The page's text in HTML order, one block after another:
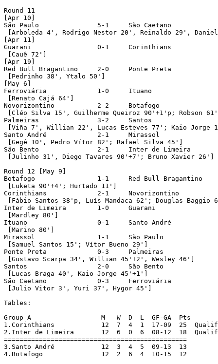
Round 11
[Apr 10]
São Paulo		5-1	São Caetano
[Arboleda 4', Rodrigo Nestor 20', Reinaldo 29',
[Apr 11]
Guarani			0-1	Corinthians
[Cauê 72']
[Apr 19]
Red Bull Bragantino	2-0	Ponte Preta
[Pedrinho 38', Ytalo 50']
[May 6]
Ferroviária		1-0	Ituano
[Renato Cajá 64']
Novorizontino		2-2	Botafogo
[Cléo Silva 15', Guilherme Queiroz 90'+1'p; Robson
Palmeiras		3-2	Santos
[Viña 7', Willian 22', Lucas Esteves 77'; Kaio Jorge
Santo André		2-1	Mirassol
[Gegê 10', Pedro Vítor 82'; Rafael Silva 45']
São Bento		2-1	Inter de Limeira
[Julinho 31', Diego Tavares 90'+7'; Bruno Xavier 26']
Round 12 [May 9]
Botafogo		1-1	Red Bull Bragantino
[Luketa 90'+4'; Hurtado 11']
Corinthians		2-1	Novorizontino
[Fábio Santos 38'p, Luís Mandaca 62'; Douglas Baggio
Inter de Limeira	1-0	Guarani
[Mardley 80']
Ituano			0-1	Santo André
[Marino 80']
Mirassol		1-1	São Paulo
[Samuel Santos 15'; Vítor Bueno 29']
Ponte Preta		0-3	Palmeiras
[Gustavo Scarpa 34', Willian 45'+2', Wesley 46']
Santos			2-0	São Bento
[Lucas Braga 40', Kaio Jorge 45'+1']
São Caetano		0-3	Ferroviária
[Julio Vitor 3', Yuri 37', Hygor 45']
Tables:
Group A		         M   W  D  L  GF-GA  Pts
1.Corinthians		 12  7  4  1  17-09  25  Qualified
2.Inter de Limeira	 12  6  0  6  08-12  18  Qualified
===============================================
3.Santo André		 12  3  4  5  09-13  13
4.Botafogo		 12  2  6  4  10-15  12